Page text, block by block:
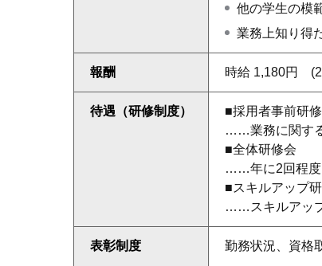
他の学生の模
業務上知り得
報酬 時給 1,180円
待遇（研修制度）
■採用者事前研修
……業務に関す
■全体研修会
……年に2回程度
■スキルアップ
……スキルアッ
表彰制度 勤務状況、資格